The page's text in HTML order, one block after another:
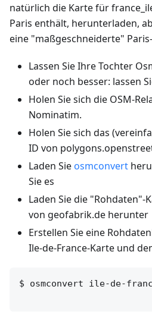
natürlich die Karte für
Paris enthält, herunterladen,
eine "maßgeschneiderte"
Lassen Sie Ihre Tochter
oder noch besser: lassen
Holen Sie sich die OSM-
Nominatim.
Holen Sie sich das
ID von
Laden Sie osmconvert
Sie es
Laden Sie die "Rohdaten"-
von geofabrik.de herunter
Erstellen Sie eine
Ile-de-France-Karte und
$ osmconvert ile-de-